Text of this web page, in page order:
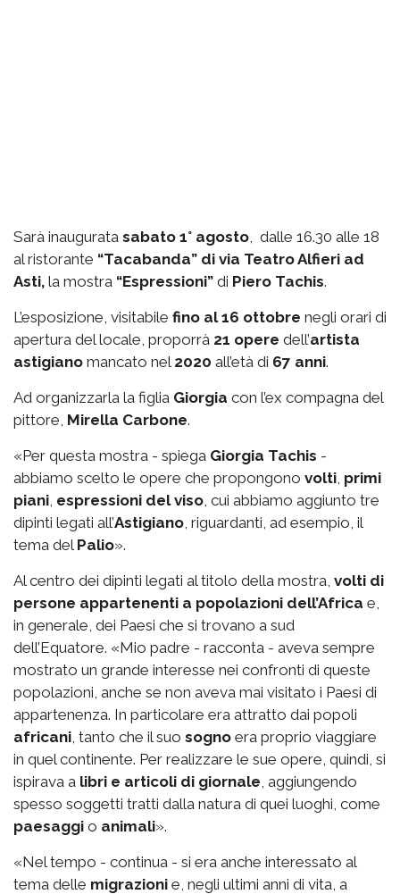
Sarà inaugurata sabato 1° agosto , dalle 16.30 alle 18
al ristorante “Tacabanda” di via Teatro Alfieri ad
Asti, la mostra “Espressioni” di Piero Tachis.
L’esposizione, visitabile fino al 16 ottobre negli orari di
apertura del locale, proporrà 21 opere dell’artista
astigiano mancato nel 2020 all’età di 67 anni.
Ad organizzarla la figlia Giorgia con l’ex compagna del
pittore, Mirella Carbone.
«Per questa mostra - spiega Giorgia Tachis -
abbiamo scelto le opere che propongono volti primi
piani espressioni del viso , cui abbiamo aggiunto tre
dipinti legati all’Astigiano , riguardanti, ad esempio, il
tema del Palio».
Al centro dei dipinti legati al titolo della mostra, volti di
persone appartenenti a popolazioni dell’Africa e,
in generale, dei Paesi che si trovano a sud
dell’Equatore. «Mio padre - racconta - aveva sempre
mostrato un grande interesse nei confronti di queste
popolazioni, anche se non aveva mai visitato i Paesi di
appartenenza. In particolare era attratto dai popoli
africani , tanto che il suo sogno era proprio viaggiare
in quel continente. Per realizzare le sue opere, quindi, si
ispirava a libri e articoli di giornale , aggiungendo
spesso soggetti tratti dalla natura di quei luoghi, come
paesaggi o animali».
«Nel tempo - continua - si era anche interessato al
tema delle migrazioni e, negli ultimi anni di vita, a